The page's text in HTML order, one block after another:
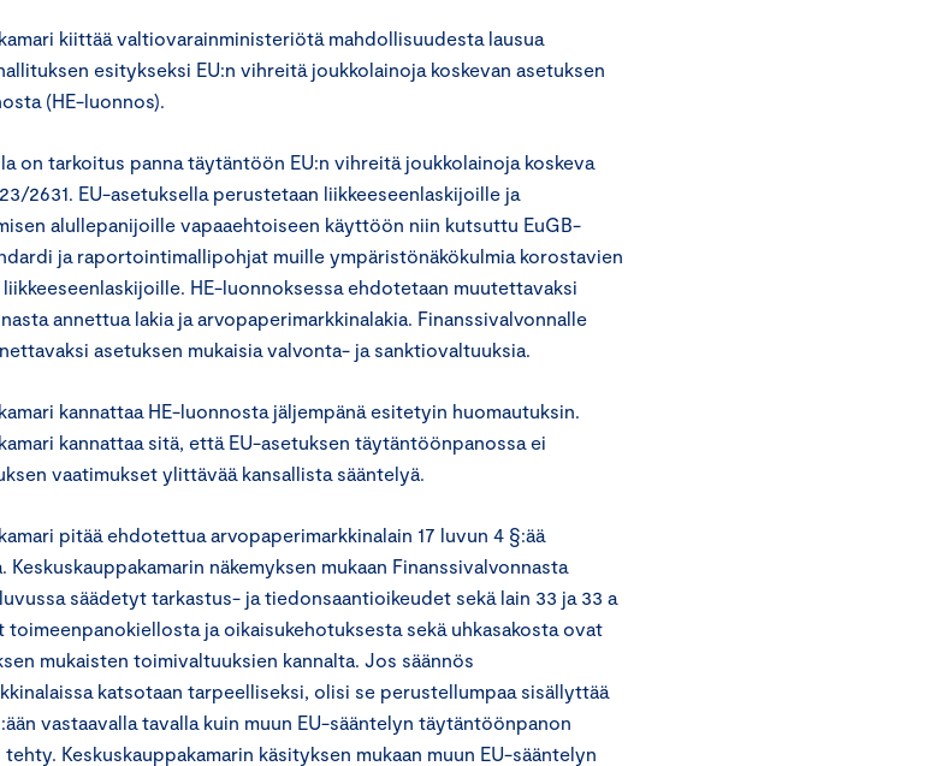
kiittää valtiovarainministeriötä mahdollisuudesta lausua
esitykseksi EU:n vihreitä joukkolainoja koskevan asetuksen
(HE-luonnos).
on tarkoitus panna täytäntöön EU:n vihreitä joukkolainoja koskeva
2631. EU-asetuksella perustetaan liikkeeseenlaskijoille ja
alullepanijoille vapaaehtoiseen käyttöön niin kutsuttu EuGB-
ja raportointimallipohjat muille ympäristönäkökulmia korostavien
HE-luonnoksessa ehdotetaan muutettavaksi
annettua lakia ja arvopaperimarkkinalakia. Finanssivalvonnalle
asetuksen mukaisia valvonta- ja sanktiovaltuuksia.
kannattaa HE-luonnosta jäljempänä esitetyin huomautuksin.
kannattaa sitä, että EU-asetuksen täytäntöönpanossa ei
vaatimukset ylittävää kansallista sääntelyä.
pitää ehdotettua arvopaperimarkkinalain 17 luvun 4 §:ää
Keskuskauppakamarin näkemyksen mukaan Finanssivalvonnasta
säädetyt tarkastus- ja tiedonsaantioikeudet sekä lain 33 ja 33 a
toimeenpanokiellosta ja oikaisukehotuksesta sekä uhkasakosta ovat
mukaisten toimivaltuuksien kannalta. Jos säännös
katsotaan tarpeelliseksi, olisi se perustellumpaa sisällyttää
vastaavalla tavalla kuin muun EU-sääntelyn täytäntöönpanon
Keskuskauppakamarin käsityksen mukaan muun EU-sääntelyn